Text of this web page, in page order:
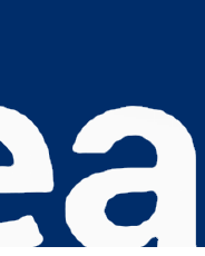
la conformité avec